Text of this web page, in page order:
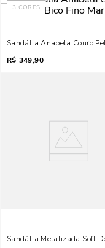
3 CORES
Sandália Anabela Couro
R$ 349,90
Sandália Metalizada Soft